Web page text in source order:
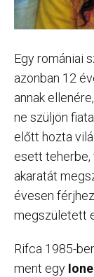
Egy romániai
azonban 12
annak
ne szüljön
előtt hozta
esett teherbe,
akaratát
évesen
megszületett
Rifca 1985-
ment egy